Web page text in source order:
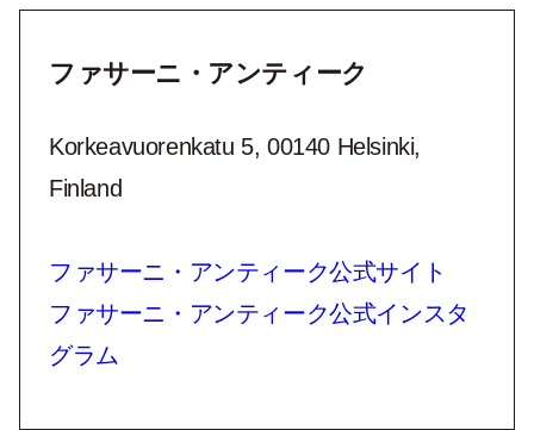
ファサーニ・アンティーク
Korkeavuorenkatu 5, 00140 Helsinki,
Finland
ファサーニ・アンティーク公式サイト
ファサーニ・アンティーク公式インスタ
グラム